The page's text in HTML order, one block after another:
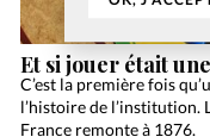
Et si jouer était
C’est la première fois
l’histoire de l’institution.
France remonte à 1876.